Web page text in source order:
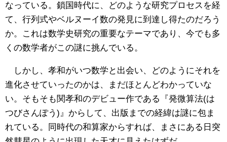
なっている。鎖国時代に、どのような研究プロセスを経
て、行列式やベルヌーイ数の発見に到達し得たのだろう
か。これは数学史研究の重要なテーマであり、今でも多
くの数学者がこの謎に挑んでいる。
しかし、孝和がいつ数学と出会い、どのようにそれを
進化させていったのかは、まだほとんどわかっていな
い。そもそも関孝和のデビュー作である『発微算法(は
つびさんぽう)』からして、出版までの経緯は謎に包ま
れている。同時代の和算家からすれば、まさにある日突